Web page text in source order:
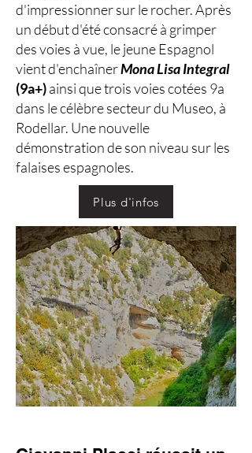
d'impressionner sur le rocher. Après
un début d'été consacré à grimper
des voies à vue, le jeune Espagnol
vient d'enchaînerMona Lisa Integral
(9a+)ainsi que trois voies cotées 9a
dans le célèbre secteur du Museo, à
Rodellar. Une nouvelle
démonstration de son niveau sur les
falaises espagnoles.
Plus d'infos